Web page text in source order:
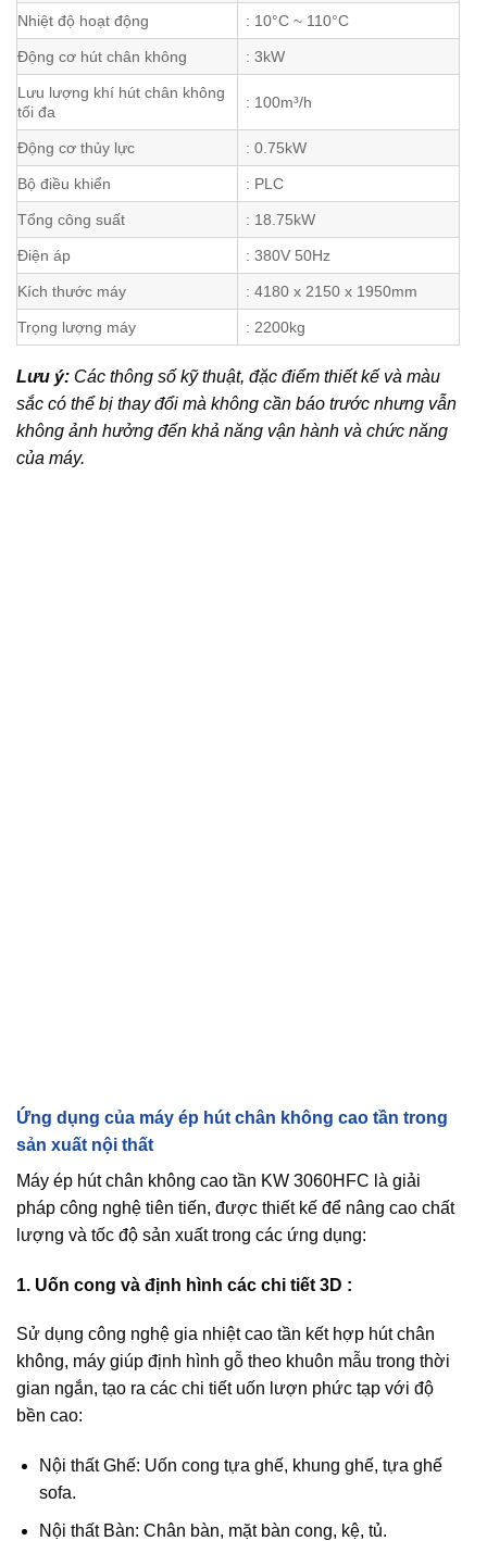
Nhiệt độ hoạt động : 10°C ~ 110°C
Động cơ hút chân không : 3kW
Lưu lượng khí hút chân không
tối đa
: 100m³/h
Động cơ thủy lực : 0.75kW
Bộ điều khiển : PLC
Tổng công suất : 18.75kW
Điện áp : 380V 50Hz
Kích thước máy : 4180 x 2150 x 1950mm
Trọng lượng máy : 2200kg
Lưu ý: Các thông số kỹ thuật, đặc điểm thiết kế và màu
sắc có thể bị thay đổi mà không cần báo trước nhưng vẫn
không ảnh hưởng đến khả năng vận hành và chức năng
của máy.
Ứng dụng của máy ép hút chân không cao tần trong
sản xuất nội thất
Máy ép hút chân không cao tần KW 3060HFC là giải
pháp công nghệ tiên tiến, được thiết kế để nâng cao chất
lượng và tốc độ sản xuất trong các ứng dụng:
1. Uốn cong và định hình các chi tiết 3D :
Sử dụng công nghệ gia nhiệt cao tần kết hợp hút chân
không, máy giúp định hình gỗ theo khuôn mẫu trong thời
gian ngắn, tạo ra các chi tiết uốn lượn phức tạp với độ
bền cao:
Nội thất Ghế: Uốn cong tựa ghế, khung ghế, tựa ghế
sofa.
Nội thất Bàn: Chân bàn, mặt bàn cong, kệ, tủ.